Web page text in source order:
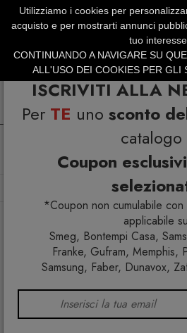
ISCRIVITI ALLA
Per TE uno sconto
catalogo
Coupon
*Coupon non cumulabile
applicabile
Smeg, Bontempi Casa,
Franke, Gufram, Memphis,
Samsung, Faber, Dunavox,
SERVIZIO CLIENTI
SUMMER SALES | Fino
Arredo interno Sedie
Utilizziamo i cookies per
acquisto e per mostrarti annunci
tuo interesse
CONTINUANDO A NAVIGARE SU
ALL'USO DEI COOKIES PER GLI